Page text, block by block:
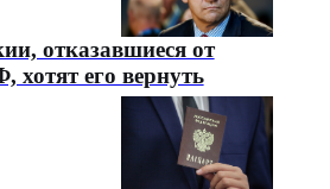
отказавшиеся от
хотят его вернуть